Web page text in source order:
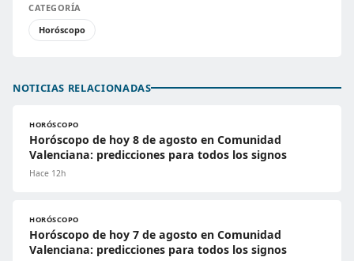
CATEGORÍA
Horóscopo
NOTICIAS RELACIONADAS
HORÓSCOPO
Horóscopo de hoy 8 de agosto en Comunidad
Valenciana: predicciones para todos los signos
Hace 12h
HORÓSCOPO
Horóscopo de hoy 7 de agosto en Comunidad
Valenciana: predicciones para todos los signos